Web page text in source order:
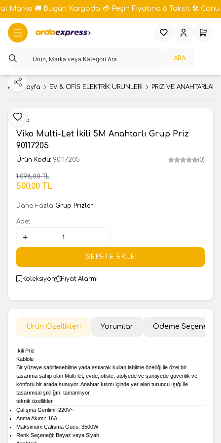
Marka 🚚 Bugün Kargoda 💳 Peşin Fiyatına 6 Taksit 🛠️ Canlı
ARA
FavorilerimHesabım
Ana Sayfa EV & OFİS ELEKTRİK ÜRÜNLERİ PRİZ VE ANAHTARLAR
Favoriye Ekle
Paylaş
Viko
Viko Multi-Let İkili 5M Anahtarlı Grup Priz
90117205
Ürün Kodu: 90117205 (0)
1.098,00TL
500,00 TL
Daha Fazla Grup Prizler
Adet
SEPETE EKLE
Koleksiyon Fiyat Alarmı
Ürün Özellikleri Yorumlar Ödeme
İkili Priz
Kablolu
Bir yüzeye sabitlenebilme yada asılarak kullanılabilme özelliği ile özel bir
tasarıma sahip olan Multi-let; evde, ofiste, atölyede ve şantiyede güvenlik ve
konforu bir arada sunuyor. Anahtar kısmı içinde yer alan turuncu ışığı ile
tasarımsal şıklığını tamamlıyor.
teknik özellikler
Çalışma Gerilimi: 220V~
Anma Akımı: 16A
Maksimum Çalışma Gücü: 3500W
Renk Seçeneği: Beyaz veya Siyah